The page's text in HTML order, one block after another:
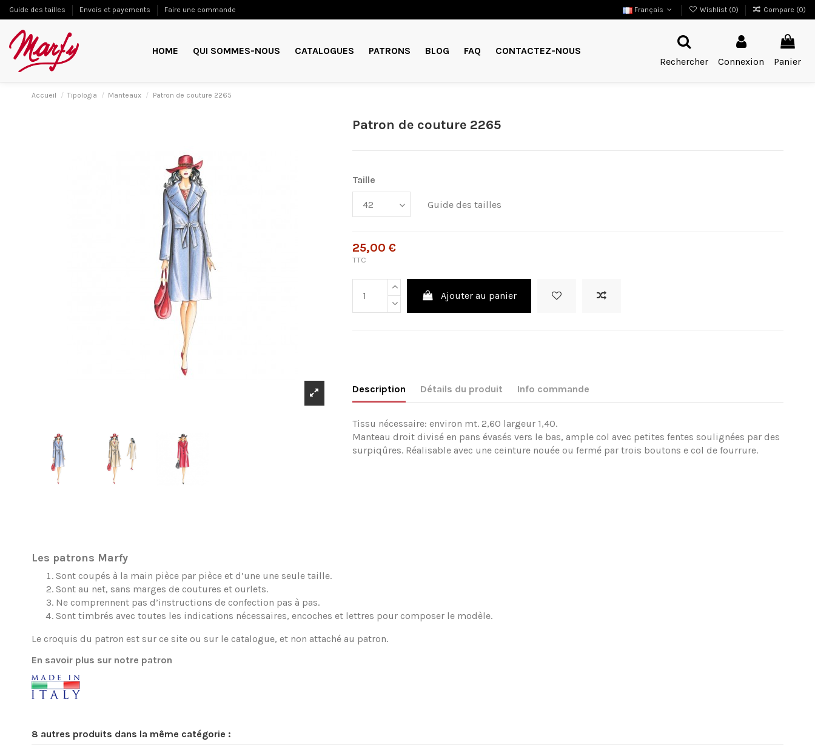
Guide des tailles Envois et payements Faire une commande Français Wishlist (0) Compare (0)
HOME QUI SOMMES-NOUS CATALOGUES PATRONS BLOG FAQ
CONTACTEZ-NOUS
Rechercher
Connexion Panier
Accueil Tipologia Manteaux Patron de couture 2265
Patron de couture 2265
Taille
Guide des tailles
25,00 €
TTC
Ajouter au panier
Description Détails du produit Info commande
Tissu nécessaire: environ mt. 2,60 largeur 1,40.
Manteau droit divisé en pans évasés vers le bas, ample col avec petites fentes soulignées par des
surpiqûres. Réalisable avec une ceinture nouée ou fermé par trois boutons e col de fourrure.
Les patrons Marfy
Sont coupés à la main pièce par pièce et d’une une seule taille.
Sont au net, sans marges de coutures et ourlets.
Ne comprennent pas d’instructions de confection pas à pas.
Sont timbrés avec toutes les indications nécessaires, encoches et lettres pour composer le modèle.
Le croquis du patron est sur ce site ou sur le catalogue, et non attaché au patron.
En savoir plus sur notre patron
8 autres produits dans la même catégorie :